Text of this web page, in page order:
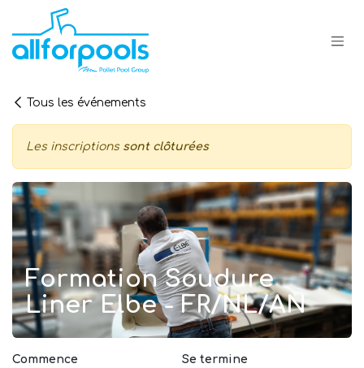
Se rendre au contenu
Tous les événements
Les inscriptions sont clôturées
Formation Soudure
Liner Elbe - FR/NL/AN
Commence Se termine